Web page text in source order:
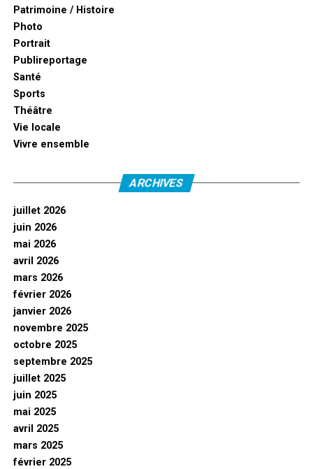
Patrimoine / Histoire
Photo
Portrait
Publireportage
Santé
Sports
Théâtre
Vie locale
Vivre ensemble
ARCHIVES
juillet 2026
juin 2026
mai 2026
avril 2026
mars 2026
février 2026
janvier 2026
novembre 2025
octobre 2025
septembre 2025
juillet 2025
juin 2025
mai 2025
avril 2025
mars 2025
février 2025